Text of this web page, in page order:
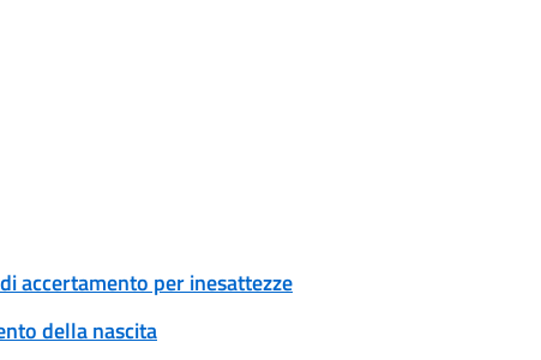
accertamento per inesattezze
della nascita